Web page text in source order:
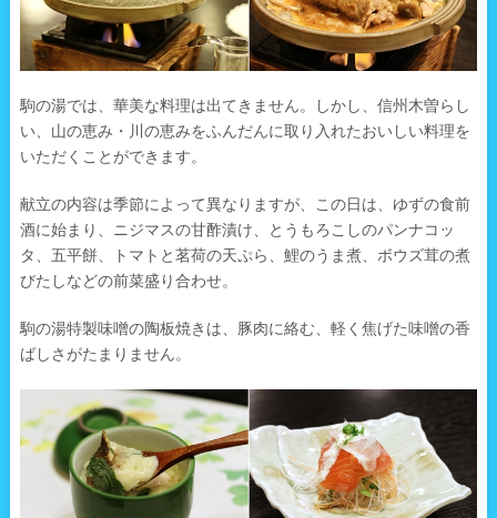
駒の湯では、華美な料理は出てきません。しかし、信州木曽らし
い、山の恵み・川の恵みをふんだんに取り入れたおいしい料理を
いただくことができます。
献立の内容は季節によって異なりますが、この日は、ゆずの食前
酒に始まり、ニジマスの甘酢漬け、とうもろこしのパンナコッ
タ、五平餅、トマトと茗荷の天ぷら、鯉のうま煮、ボウズ茸の煮
びたしなどの前菜盛り合わせ。
駒の湯特製味噌の陶板焼きは、豚肉に絡む、軽く焦げた味噌の香
ばしさがたまりません。